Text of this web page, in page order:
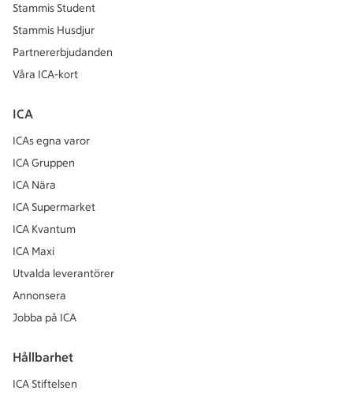
Stammis Student
Stammis Husdjur
Partnererbjudanden
Våra ICA-kort
ICA
ICAs egna varor
ICA Gruppen
ICA Nära
ICA Supermarket
ICA Kvantum
ICA Maxi
Utvalda leverantörer
Annonsera
Jobba på ICA
Hållbarhet
ICA Stiftelsen